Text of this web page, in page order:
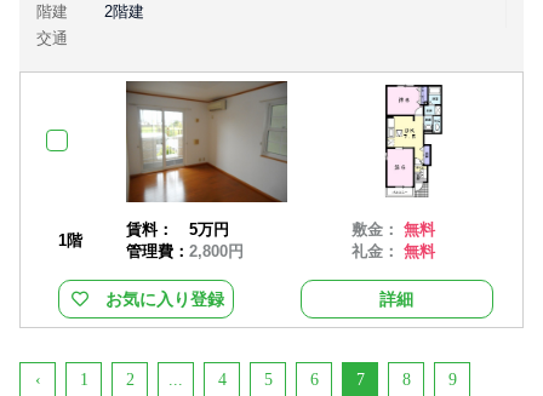
階建
2階建
交通
1階
賃料：
5万円
管理費： 2,800円
敷金：無料
礼金：無料
お気に入り登録 詳細
‹ 1 2 4 5 6 7 8 9